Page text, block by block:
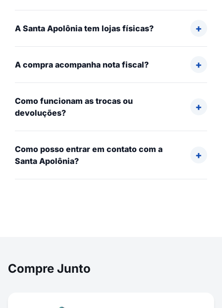
A Santa Apolônia tem lojas físicas?
A compra acompanha nota fiscal?
Como funcionam as trocas ou
devoluções?
Como posso entrar em contato com a
Santa Apolônia?
Compre Junto